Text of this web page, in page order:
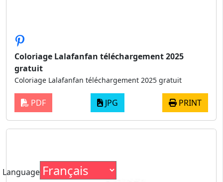
Coloriage Lalafanfan téléchargement 2025
gratuit
Coloriage Lalafanfan téléchargement 2025 gratuit
PDF JPG PRINT
Language